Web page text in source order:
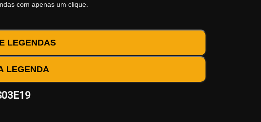
com apenas um clique.
LEGENDAS
LEGENDA